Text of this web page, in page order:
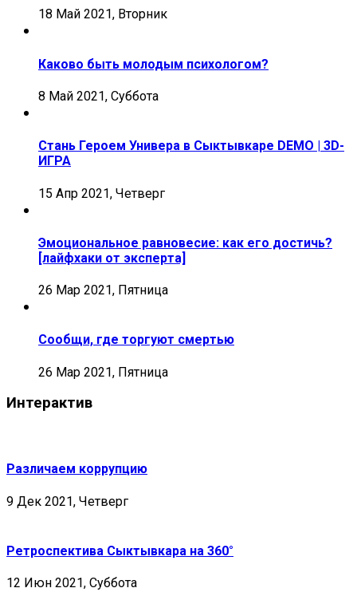
18 Май 2021, Вторник
Каково быть молодым психологом?
8 Май 2021, Суббота
Стань Героем Универа в Сыктывкаре DEMO | 3D-
ИГРА
15 Апр 2021, Четверг
Эмоциональное равновесие: как его достичь?
[лайфхаки от эксперта]
26 Мар 2021, Пятница
Сообщи, где торгуют смертью
26 Мар 2021, Пятница
Интерактив
Различаем коррупцию
9 Дек 2021, Четверг
Ретроспектива Сыктывкара на 360°
12 Июн 2021, Суббота